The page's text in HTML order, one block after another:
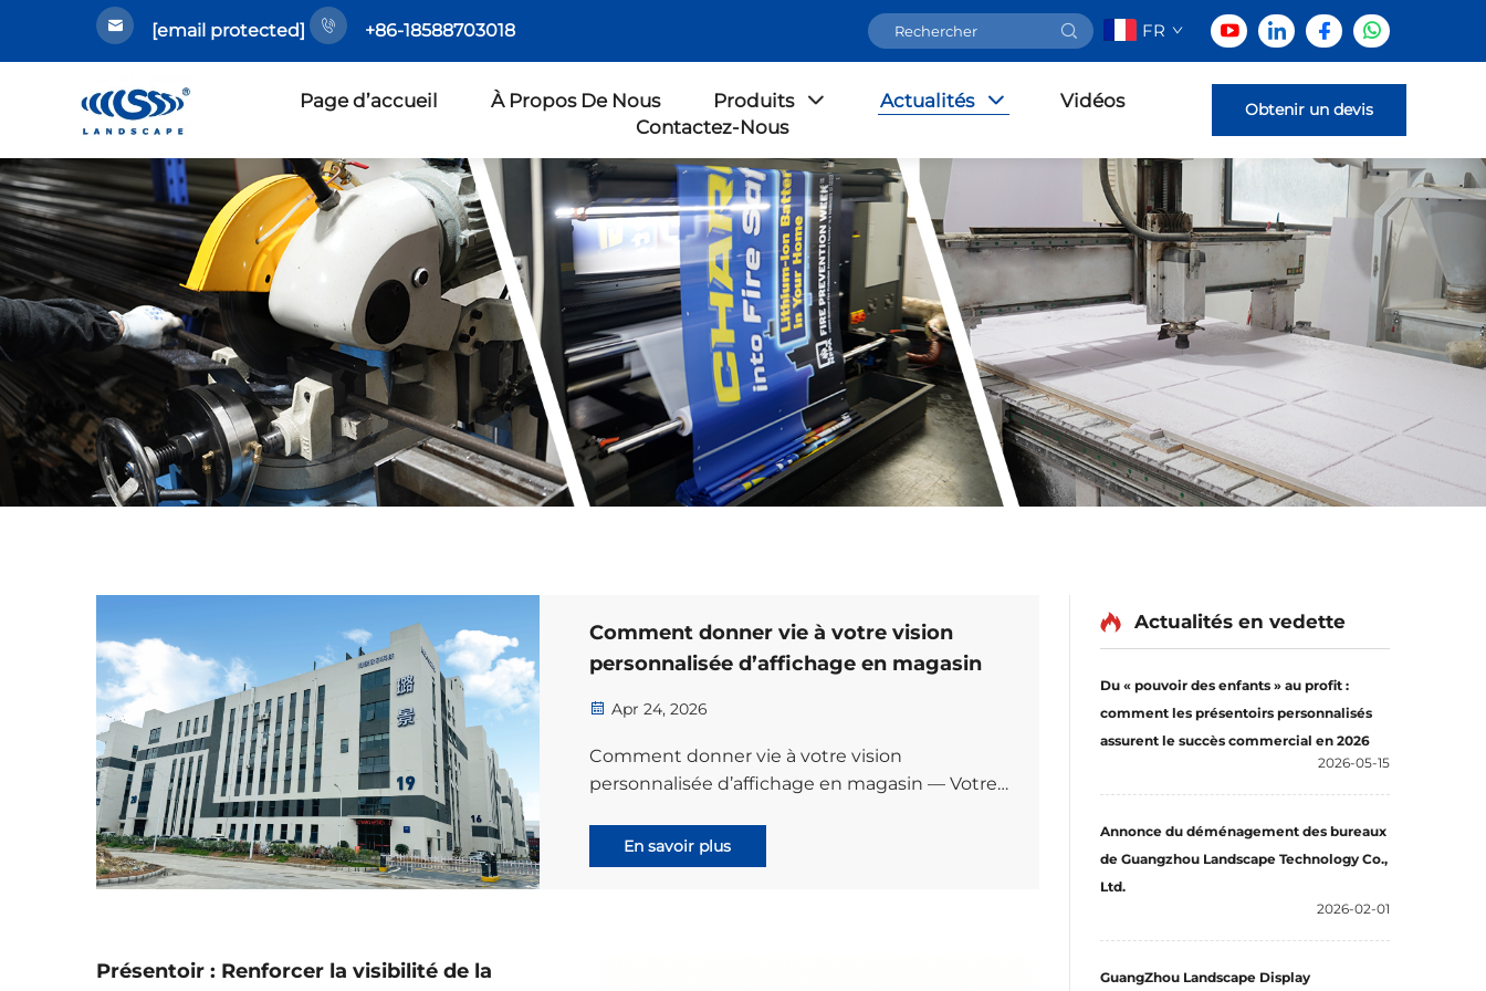
[email protected] +86-18588703018 FR
Page d’accueil À Propos De Nous Produits Actualités
Vidéos
Contactez-Nous
Obtenir un devis
Comment donner vie à votre vision
personnalisée d’affichage en magasin
Apr 24, 2026
Comment donner vie à votre vision
personnalisée d’affichage en magasin — Votre
marketing révolutionnaire pour vos produits,
conçue pour capter l’attention des clients,
En savoir plus
Présentoir : Renforcer la visibilité de la
Actualités en vedette
Du « pouvoir des enfants » au profit :
comment les présentoirs personnalisés
assurent le succès commercial en 2026
2026-05-15
Annonce du déménagement des bureaux
de Guangzhou Landscape Technology Co.,
Ltd.
2026-02-01
GuangZhou Landscape Display